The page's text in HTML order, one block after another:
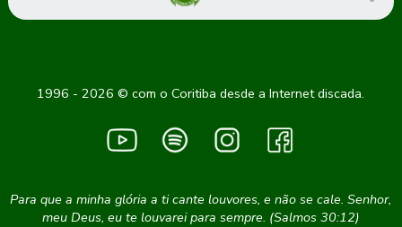
1996 - 2026 © com o Coritiba desde a Internet discada.
Para que a minha glória a ti cante louvores, e não se cale. Senhor,
meu Deus, eu te louvarei para sempre. (Salmos 30:12)